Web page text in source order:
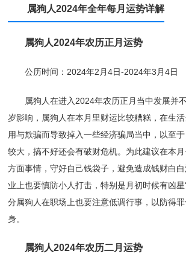
属狗人2024年全年每月运势详解
属狗人2024年农历正月运势
公历时间：2024年2月4日-2024年3月4日
属狗人在进入2024年农历正月当中发展并
岁影响，属狗人在本月里财运比较糟糕，在生
用与欺骗而导致掉入一些经济骗局当中，以至
较大，搞不好还会有破财危机。为此建议在本
方面事情，守好自己钱袋子，避免造成钱财白
业上也要慎防小人打击，特别是月初时候有凶星
分属狗人在职场上也要注意低调行事，以防得
身。
属狗人2024年农历二月运势